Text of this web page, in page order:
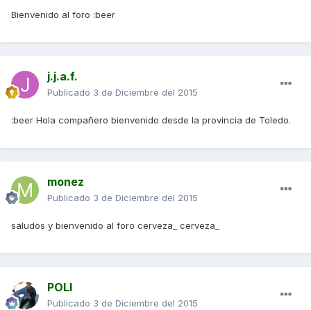
Bienvenido al foro :beer
j.j.a.f.
Publicado 3 de Diciembre del 2015
:beer Hola compañero bienvenido desde la provincia de Toledo.
monez
Publicado 3 de Diciembre del 2015
saludos y bienvenido al foro cerveza_ cerveza_
POLI
Publicado 3 de Diciembre del 2015